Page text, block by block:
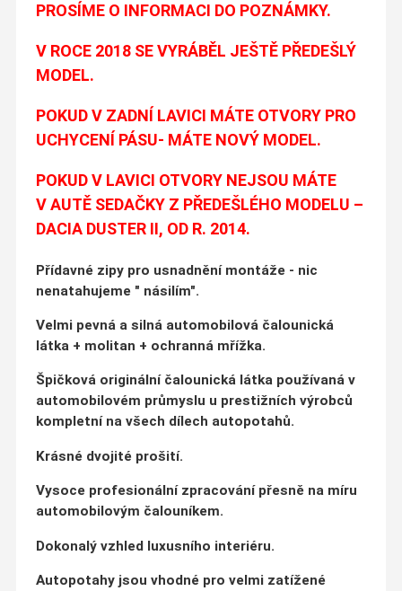
PROSÍME O INFORMACI DO POZNÁMKY.
V ROCE 2018 SE VYRÁBĚL JEŠTĚ PŘEDEŠLÝ
MODEL.
POKUD V ZADNÍ LAVICI MÁTE OTVORY PRO
UCHYCENÍ PÁSU- MÁTE NOVÝ MODEL.
POKUD V LAVICI OTVORY NEJSOU MÁTE
V AUTĚ SEDAČKY Z PŘEDEŠLÉHO MODELU –
DACIA DUSTER II, OD R. 2014.
Přídavné zipy pro usnadnění montáže - nic
nenatahujeme " násilím".
Velmi pevná a silná automobilová čalounická
látka + molitan + ochranná mřížka.
Špičková originální čalounická látka používaná v
automobilovém průmyslu u prestižních výrobců
kompletní na všech dílech autopotahů.
Krásné dvojité prošití.
Vysoce profesionální zpracování přesně na míru
automobilovým čalouníkem.
Dokonalý vzhled luxusního interiéru.
Autopotahy jsou vhodné pro velmi zatížené